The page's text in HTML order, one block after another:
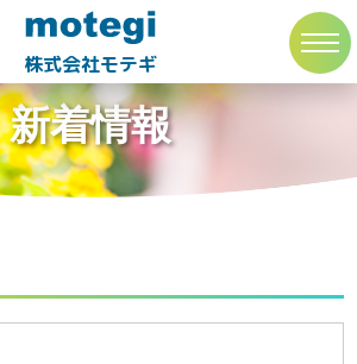
株式会社モテギ
トップページ 新着情報
新着情報